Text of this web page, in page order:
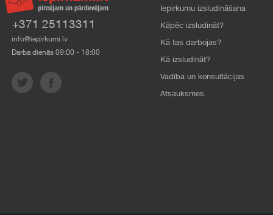
+371 25113311
info@iepirkumi.lv
Darba dienās 09:00 - 18:00
Iepirkumu izsludināšana
Kāpēc izsludināt?
Kā tas darbojas?
Kā izsludināt?
Vadība un konsultācijas
Atsauksmes